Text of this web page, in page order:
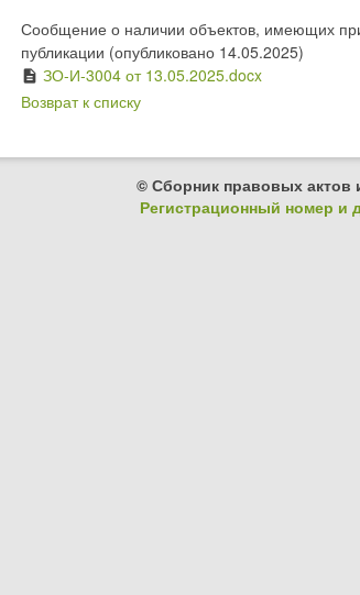
Сообщение о наличии объектов, имеющих
публикации (опубликовано 14.05.2025)
description ЗО-И-3004 от 13.05.2025.docx
Возврат к списку
© Сборник правовых актов
Регистрационный номер и